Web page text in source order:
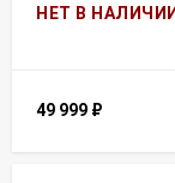
НЕТ В НАЛИЧИИ
49 999 ₽